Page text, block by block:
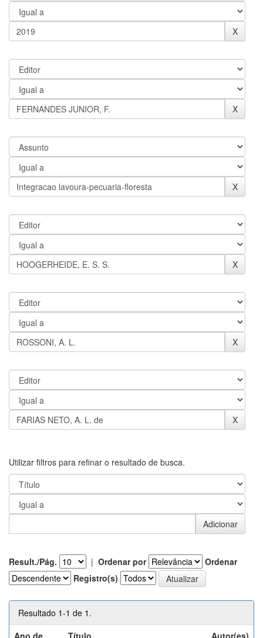
Utilizar filtros para refinar o resultado de busca.
Result./Pág. | Ordenar por
Ordenar
Registro(s)
Resultado 1-1 de 1.
Ano de
Título Autor(es)